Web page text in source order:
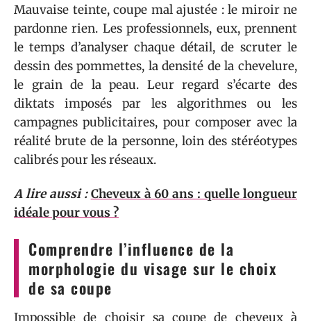
Mauvaise teinte, coupe mal ajustée : le miroir ne
pardonne rien. Les professionnels, eux, prennent
le temps d’analyser chaque détail, de scruter le
dessin des pommettes, la densité de la chevelure,
le grain de la peau. Leur regard s’écarte des
diktats imposés par les algorithmes ou les
campagnes publicitaires, pour composer avec la
réalité brute de la personne, loin des stéréotypes
calibrés pour les réseaux.
A lire aussi : Cheveux à 60 ans : quelle longueur
idéale pour vous ?
Comprendre l’influence de la
morphologie du visage sur le choix
de sa coupe
Impossible de choisir sa coupe de cheveux à